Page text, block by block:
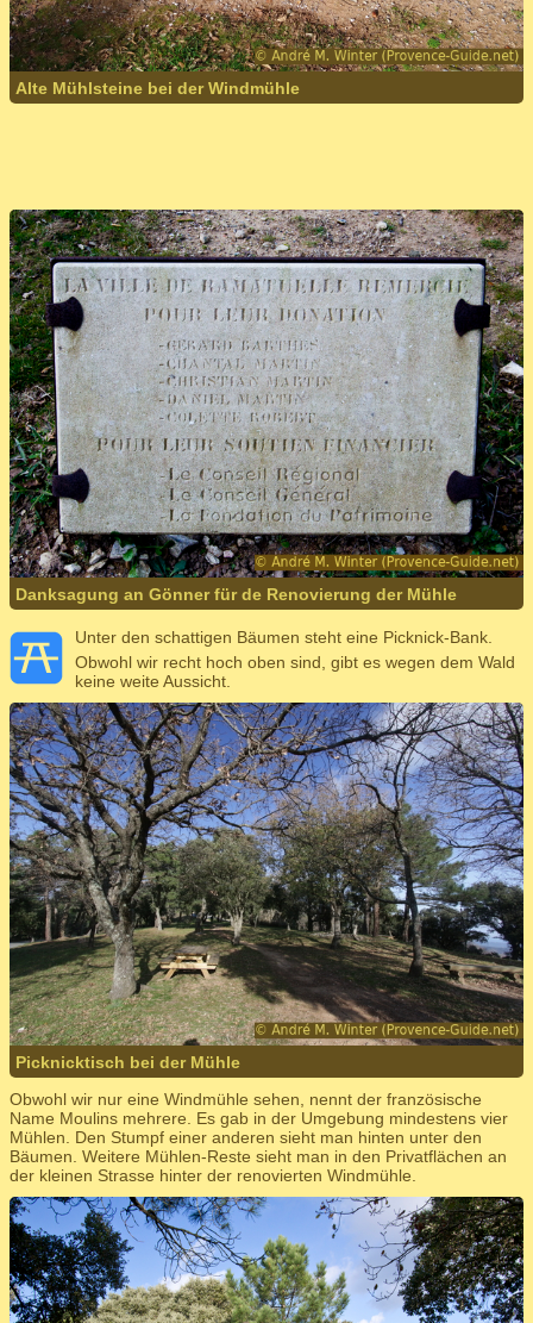
Alte Mühlsteine bei der Windmühle
Danksagung an Gönner für de Renovierung der Mühle
Unter den schattigen Bäumen steht eine Picknick-Bank.
Obwohl wir recht hoch oben sind, gibt es wegen dem Wald
keine weite Aussicht.
Picknicktisch bei der Mühle
Obwohl wir nur eine Windmühle sehen, nennt der französische
Name Moulins mehrere. Es gab in der Umgebung mindestens vier
Mühlen. Den Stumpf einer anderen sieht man hinten unter den
Bäumen. Weitere Mühlen-Reste sieht man in den Privatflächen an
der kleinen Strasse hinter der renovierten Windmühle.